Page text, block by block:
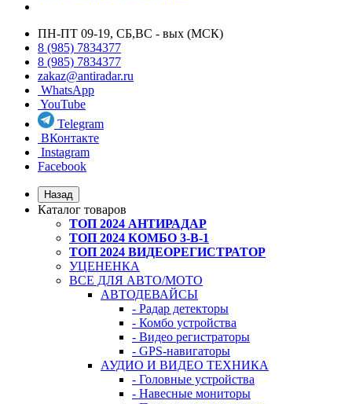
ПН-ПТ 09-19, СБ,ВС - вых (МСК)
8 (985) 7834377
8 (985) 7834377
zakaz@antiradar.ru
WhatsApp
YouTube
Telegram
ВКонтакте
Instagram
Facebook
Назад
Каталог товаров
ТОП 2024 АНТИРАДАР
ТОП 2024 КОМБО 3-В-1
ТОП 2024 ВИДЕОРЕГИСТРАТОР
УЦЕНЕНКА
ВСЕ ДЛЯ АВТО/МОТО
АВТОДЕВАЙСЫ
- Радар детекторы
- Комбо устройства
- Видео регистраторы
- GPS-навигаторы
АУДИО И ВИДЕО ТЕХНИКА
- Головные устройства
- Навесные мониторы